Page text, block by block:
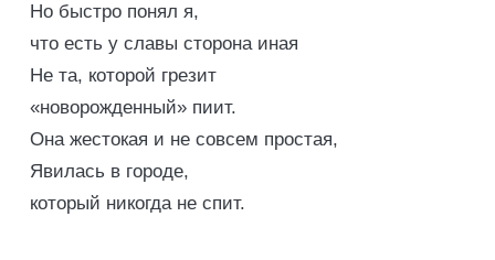
Но быстро понял я,
что есть у славы сторона иная
Не та, которой грезит
«новорожденный» пиит.
Она жестокая и не совсем простая,
Явилась в городе,
который никогда не спит.